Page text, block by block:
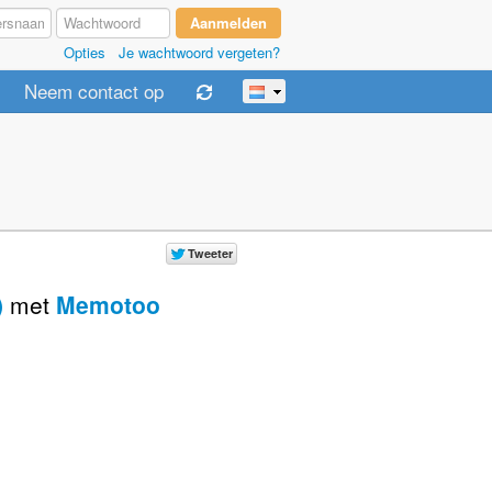
Opties Je wachtwoord vergeten?
Neem contact op
met Memotoo